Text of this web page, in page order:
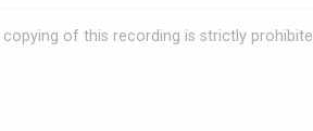
copying of this recording is strictly